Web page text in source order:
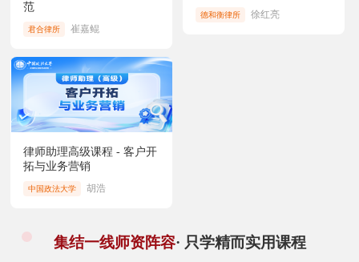
范
君合律所 崔嘉鲲
德和衡律所 徐红亮
律师助理高级课程 - 客户开
拓与业务营销
中国政法大学 胡浩
集结一线师资阵容· 只学精而实用课程